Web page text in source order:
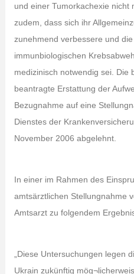
und einer Tumorkachexie
zudem, dass sich ihr
zunehmend verbessere und
immunbiologischen
medizinisch notwendig sei. Die
beantragte Erstattung der
Bezugnahme auf eine
Dienstes der
November 2006 abgelehnt.
In einer im Rahmen des
amtsärztlichen Stellungnahme
Amtsarzt zu folgendem
„Diese Untersuchungen legen
Ukrain zukünftig